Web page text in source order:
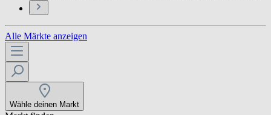
Alle Märkte anzeigen
Wähle deinen Markt